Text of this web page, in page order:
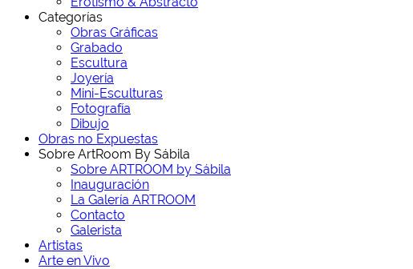
Categorías
Obras Gráficas
Grabado
Escultura
Joyería
Mini-Esculturas
Fotografía
Dibujo
Obras no Expuestas
Sobre ArtRoom By Sábila
Sobre ARTROOM by Sábila
Inauguración
La Galería ARTROOM
Contacto
Galerista
Artistas
Arte en Vivo